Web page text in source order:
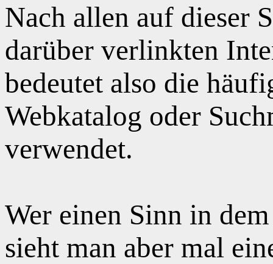
Nach allen auf dieser
darüber verlinkten
bedeutet also die
Webkatalog oder
verwendet.
Wer einen Sinn in
sieht man aber mal